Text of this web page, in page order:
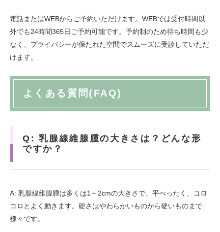
電話またはWEBからご予約いただけます。WEBでは受付時間以
外でも24時間365日ご予約可能です。予約制のため待ち時間も少
なく、プライバシーが保たれた空間でスムーズに受診していただ
けます。
よくある質問(FAQ)
Q: 乳腺線維腺腫の大きさは？どんな形
ですか？
A: 乳腺線維腺腫は多くは1～2cmの大きさで、平べったく、コロ
コロとよく動きます。硬さはやわらかいものから硬いものまで
様々です。